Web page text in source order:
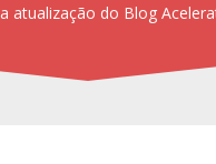
atualização do Blog